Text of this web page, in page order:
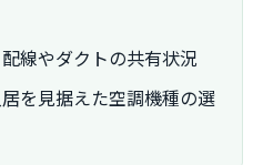
線やダクトの共有状況
を見据えた空調機種の選